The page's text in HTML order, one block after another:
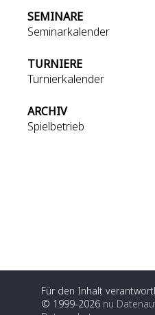
SEMINARE
Seminarkalender
TURNIERE
Turnierkalender
ARCHIV
Spielbetrieb
Für den Inhalt
© 1999-2026 nu